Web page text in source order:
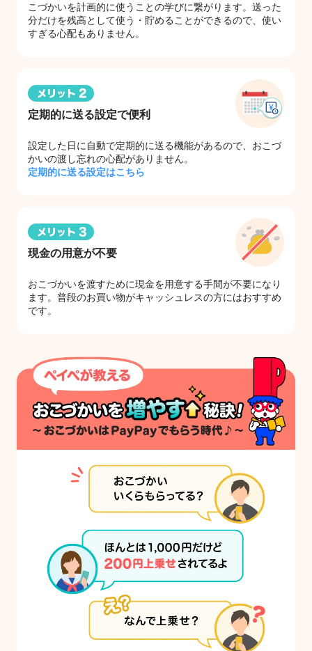
こづかいを計画的に使うことの学びに繋がります。送った
分だけを残高として使う・貯めることができるので、使い
すぎる心配もありません。
定期的に送る設定で便利
設定した日に自動で定期的に送る機能があるので、おこづ
かいの渡し忘れの心配がありません。
定期的に送る設定はこちら
現金の用意が不要
おこづかいを渡すために現金を用意する手間が不要になり
ます。普段のお買い物がキャッシュレスの方にはおすすめ
です。